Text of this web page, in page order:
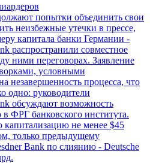
попытки объединить свои
неизбежные утечки в прессе,
капитала банки Германии -
распространили совместное
ними переговорах. Заявление
условными
незавершенность процесса, что
одно: руководители
обсуждают возможность
в ФРГ банковского института.
не менее $45
только предыдущему
Bank по слиянию - Deutsche